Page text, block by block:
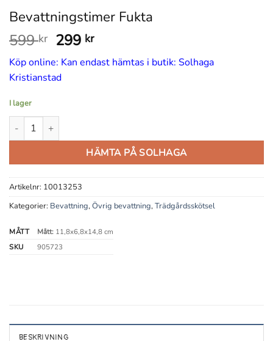
Bevattningstimer Fukta
599kr Det
ursprungliga
priset
var:
299 krDet
nuvarande
priset
Köp online: Kan endast hämtas i butik: Solhaga
Kristianstad
I lager
Bevattningstimer Fukta mängd
HÄMTA PÅ SOLHAGA
Artikelnr: 10013253
Kategorier: Bevattning,Övrig bevattning,Trädgårdsskötsel
MÅTT Mått:11,8x6,8x14,8 cm
SKU
905723
BESKRIVNING